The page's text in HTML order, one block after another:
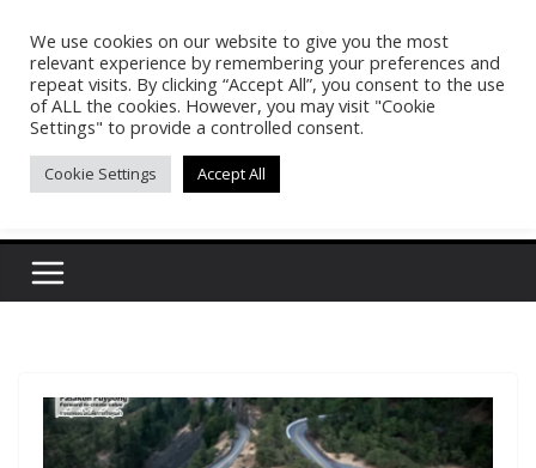
contentPasakon Puypong
(tonypuy)
เปิดพื้นที่การเรียนรู้และพร้อมแบ่งปันของผม
We use cookies on our website to give you the most
relevant experience by remembering your preferences and
repeat visits. By clicking “Accept All”, you consent to the use
of ALL the cookies. However, you may visit "Cookie
Settings" to provide a controlled consent.
Cookie Settings Accept All